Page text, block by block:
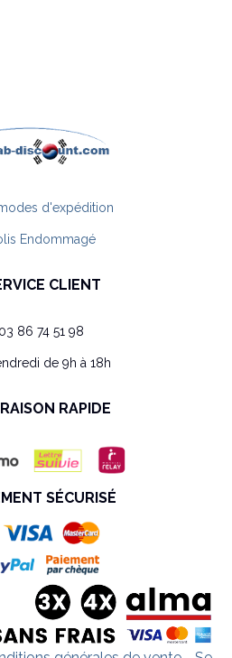
d'expédition
Endommagé
CLIENT
86 74 51 98
de 9h à 18h
RAPIDE
SÉCURISÉ